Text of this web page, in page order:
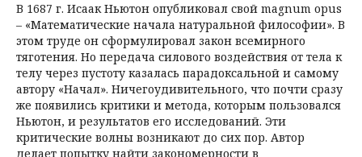
В 1687 г. Исаак Ньютон опубликовал свой magnum opus
– «Математические начала натуральной философии». В
этом труде он сформулировал закон всемирного
тяготения. Но передача силового воздействия от тела к
телу через пустоту казалась парадоксальной и самому
автору «Начал». Ничегоудивительного, что почти сразу
же появились критики и метода, которым пользовался
Ньютон, и результатов его исследований. Эти
критические волны возникают до сих пор. Автор
делает попытку найти закономерности в